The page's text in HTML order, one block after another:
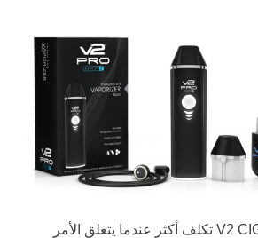
ينما من جهة اخرى،V2 CIGS تكلف أكثر عندما يتعلق الأمر